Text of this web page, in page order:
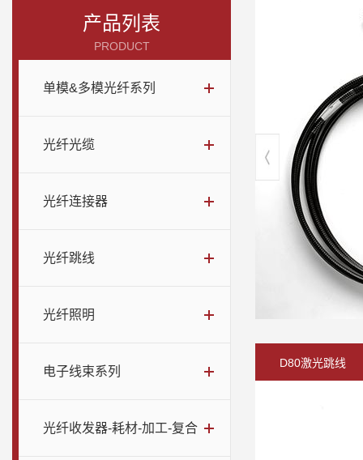
产品列表
PRODUCT
单模&多模光纤系列
光纤光缆
光纤连接器
光纤跳线
光纤照明
电子线束系列
光纤收发器-耗材-加工-复合
D80激光跳线